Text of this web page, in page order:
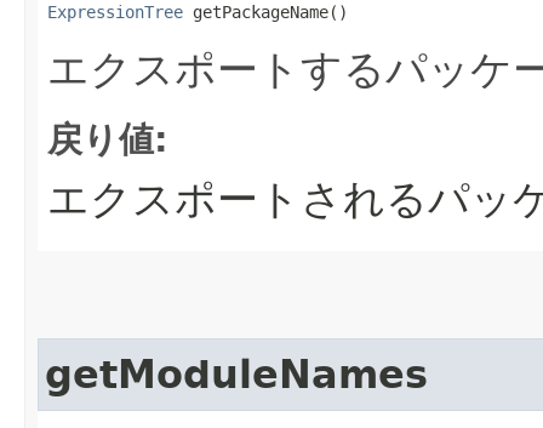
ExpressionTree getPackageName()
エクスポートするパッケ
戻り値:
エクスポートされるパッ
getModuleNames